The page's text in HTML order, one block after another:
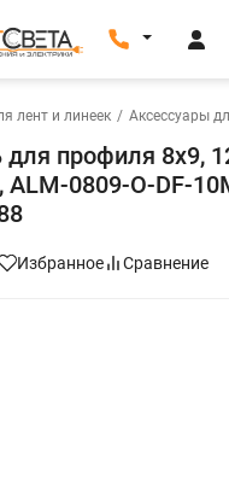
лент и линеек / Аксессуары
для профиля 8x9,
0809-O-DF-
Избранное Сравнение